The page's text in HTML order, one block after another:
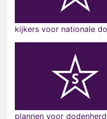
kijkers voor nationale
plannen voor